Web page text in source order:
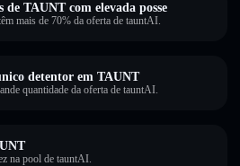
de TAUNT com elevada posse
mais de 70% da oferta de tauntAI.
detentor em TAUNT
quantidade da oferta de tauntAI.
na pool de tauntAI.